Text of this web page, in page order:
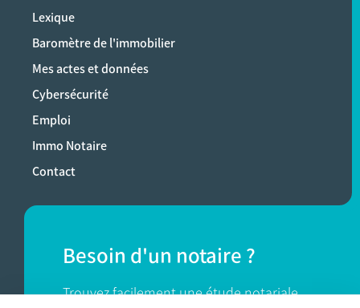
Lexique
Baromètre de l'immobilier
Mes actes et données
Cybersécurité
Emploi
Immo Notaire
Contact
Besoin d'un notaire ?
Trouvez facilement une étude notariale